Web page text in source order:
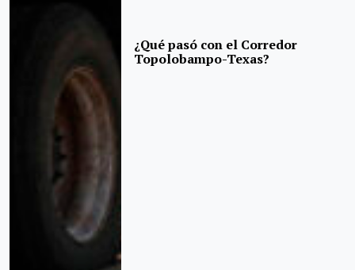
¿Qué pasó con el Corredor
Topolobampo-Texas?